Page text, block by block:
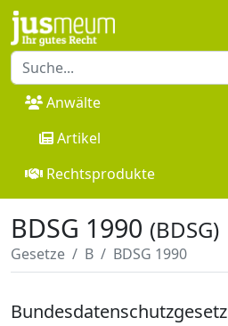
Anwälte
Artikel
Rechtsprodukte
BDSG 1990 (BDSG)
Gesetze B BDSG 1990
Bundesdatenschutzgesetz